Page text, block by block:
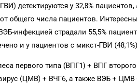
детектируются у 32,8% пациентов,
общего числа пациентов.
инфекцией страдали 55,5%
и у пациентов с микст-ГВИ
первого типа (ВПГ1) + ВПГ
(ЦМВ) + ВЧГ6, а также ВЭБ +